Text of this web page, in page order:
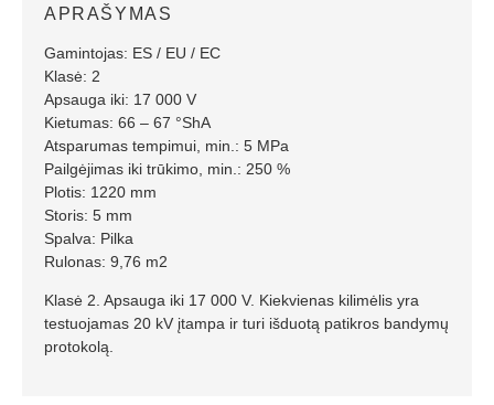
APRAŠYMAS
Gamintojas: ES / EU / ЕС
Klasė: 2
Apsauga iki: 17 000 V
Kietumas: 66 – 67 °ShA
Atsparumas tempimui, min.: 5 MPa
Pailgėjimas iki trūkimo, min.: 250 %
Plotis: 1220 mm
Storis: 5 mm
Spalva: Pilka
Rulonas: 9,76 m2
Klasė 2. Apsauga iki 17 000 V. Kiekvienas kilimėlis yra
testuojamas 20 kV įtampa ir turi išduotą patikros bandymų
protokolą.